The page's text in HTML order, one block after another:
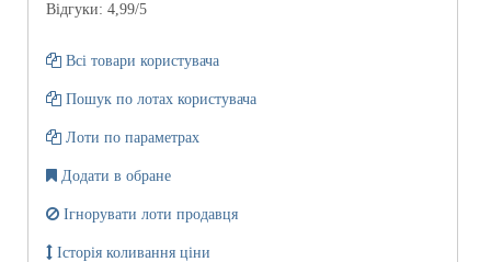
Відгуки: 4,99/5
Всі товари користувача
Пошук по лотах користувача
Лоти по параметрах
Додати в обране
Ігнорувати лоти продавця
Історія коливання ціни